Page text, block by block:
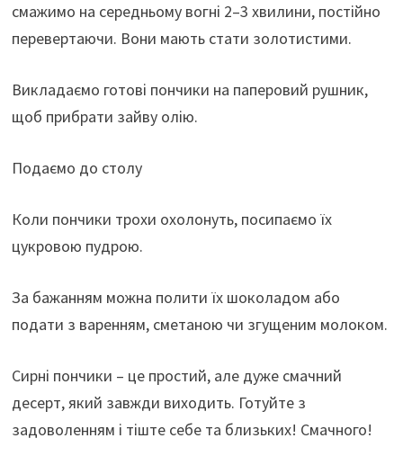
смажимо на середньому вогні 2–3 хвилини, постійно
перевертаючи. Вони мають стати золотистими.
Викладаємо готові пончики на паперовий рушник,
щоб прибрати зайву олію.
Подаємо до столу
Коли пончики трохи охолонуть, посипаємо їх
цукровою пудрою.
За бажанням можна полити їх шоколадом або
подати з варенням, сметаною чи згущеним молоком.
Сирні пончики – це простий, але дуже смачний
десерт, який завжди виходить. Готуйте з
задоволенням і тіште себе та близьких! Смачного!